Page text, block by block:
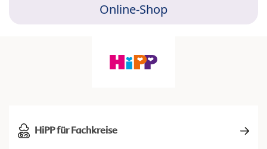
Online-Shop
HiPP für Fachkreise